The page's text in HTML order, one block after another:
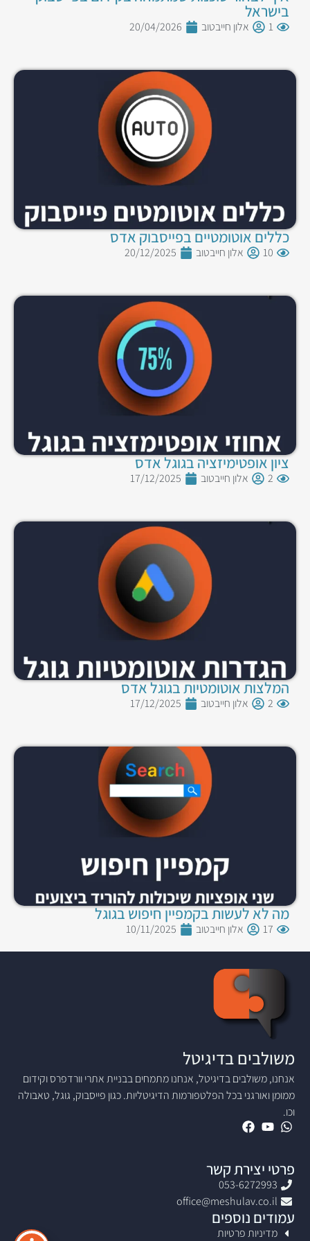
בישראל
1 אלון חייבטוב 20/04/2026
כללים אוטומטיים בפייסבוק אדס
10 אלון חייבטוב 20/12/2025
ציון אופטימיזציה בגוגל אדס
2 אלון חייבטוב 17/12/2025
המלצות אוטומטיות בגוגל אדס
2 אלון חייבטוב 17/12/2025
מה לא לעשות בקמפיין חיפוש בגוגל
17 אלון חייבטוב 10/11/2025
משולבים בדיגיטל
אנחנו, משולבים בדיגיטל, אנחנו מתמחים בבניית אתרי וורדפרס וקידום
ממומן ואורגני בכל הפלטפורמות הדיגיטליות. כגון פייסבוק, גוגל, טאבולה
וכו.
פרטי יצירת קשר
053-6272993
office@meshulav.co.il
עמודים נוספים
מדיניות פרטיות